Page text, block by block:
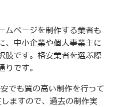
ムページを制作する業者も
、中小企業や個人事業主に
肢です。格安業者を選ぶ際
りです。
でも質の高い制作を行って
ますので、過去の制作実